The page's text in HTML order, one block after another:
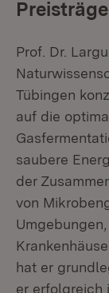
Prof. Dr.
Tübingen
auf die
saubere
der
von
hat er
er erfolgreich